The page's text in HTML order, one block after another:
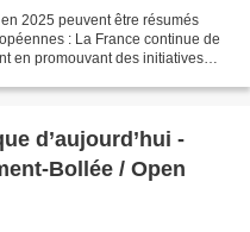
2025 peuvent être résumés
: La France continue de
en promouvant des initiatives
d’aujourd’hui -
Bollée / Open